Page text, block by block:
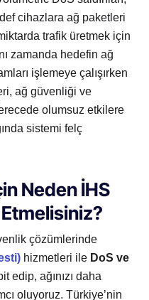
cihazlara ağ paketleri
trafik üretmek için
zamanda hedefin ağ
işlemeye çalışırken
ağ güvenliği ve
olumsuz etkilere
sistemi felç
Neden İHS
çözümlerinde
hizmetleri ile DoS ve
edip, ağınızı daha
oluyoruz. Türkiye’nin